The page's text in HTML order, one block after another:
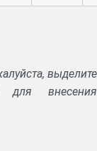
выделите
для внесения